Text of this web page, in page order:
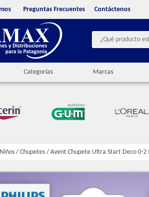
Preguntas Frecuentes Contáctenos
Categorías Marcas
/ Chupetes / Avent Chupete Ultra Start Deco 0-2